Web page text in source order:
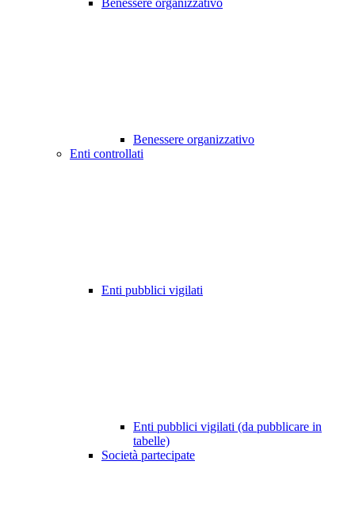
Benessere organizzativo
Benessere organizzativo
Enti controllati
Enti pubblici vigilati
Enti pubblici vigilati (da pubblicare in
tabelle)
Società partecipate